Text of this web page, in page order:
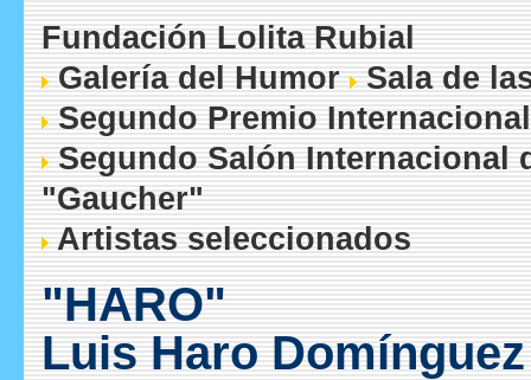
Fundación Lolita Rubial
Galería del Humor
Sala de
Segundo Premio
Segundo Salón Internacional
"Gaucher"
Artistas seleccionados
"HARO"
Luis Haro Domínguez